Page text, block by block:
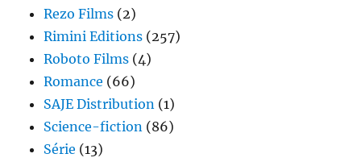
Rezo Films (2)
Rimini Editions (257)
Roboto Films (4)
Romance (66)
SAJE Distribution (1)
Science-fiction (86)
Série (13)